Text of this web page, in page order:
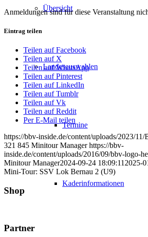
Übersicht
Landesauswahlen
Termine
Kaderinformationen
Anmeldungen sind für diese Veranstaltung
Eintrag teilen
Teilen auf Facebook
Teilen auf X
Teilen auf WhatsApp
Teilen auf Pinterest
Teilen auf LinkedIn
Teilen auf Tumblr
Teilen auf Vk
Teilen auf Reddit
Per E-Mail teilen
https://bbv-inside.de/content/uploads/2023/
321 845 Minitour Manager https://bbv-
inside.de/content/uploads/2016/09/bbv-logo-
Minitour Manager2024-09-24 18:09:11 2025-
Mini-Tour: SSV Lok Bernau 2 (U9)
Shop
Partner